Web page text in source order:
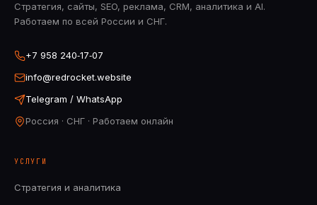
Стратегия, сайты, SEO, реклама, CRM, аналитика и AI.
Работаем по всей России и СНГ.
+7 958 240‑17‑07
info@redrocket.website
Telegram / WhatsApp
Россия · СНГ · Работаем онлайн
УСЛУГИ
Стратегия и аналитика